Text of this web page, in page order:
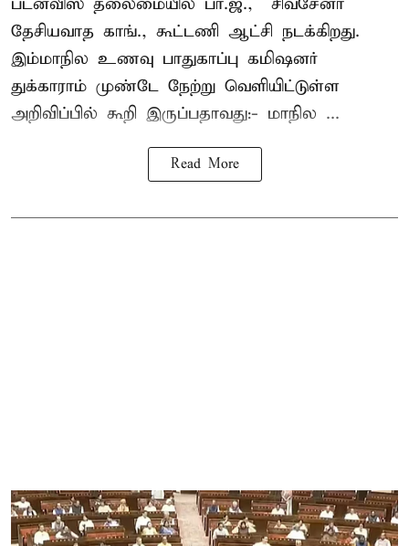
பட்னவிஸ் தலைமையில் பா.ஜ., – சிவசேனா –
தேசியவாத காங்., கூட்டணி ஆட்சி நடக்கிறது.
இம்மாநில உணவு பாதுகாப்பு கமிஷனர்
துக்காராம் முண்டே நேற்று வெளியிட்டுள்ள
அறிவிப்பில் கூறி இருப்பதாவது:- மாநில ...
Read More